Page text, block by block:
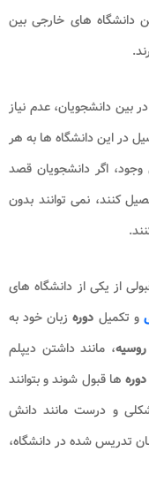
دانشگاه های خارجی بین
بین دانشجویان، عدم نیاز
در این دانشگاه ها به هر
وجود، اگر دانشجویان قصد
کنند، نمی توانند بدون
از یکی از دانشگاه های
و تکمیل دوره زبان خود به
، مانند داشتن دیپلم
دوره ها قبول شوند و بتوانند
و درست مانند دانش
تدریس شده در دانشگاه،